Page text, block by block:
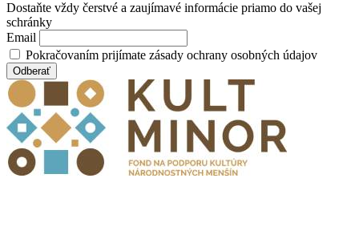
Dostaňte vždy čerstvé a zaujímavé informácie priamo do vašej
schránky
Email
Pokračovaním prijímate zásady ochrany osobných údajov